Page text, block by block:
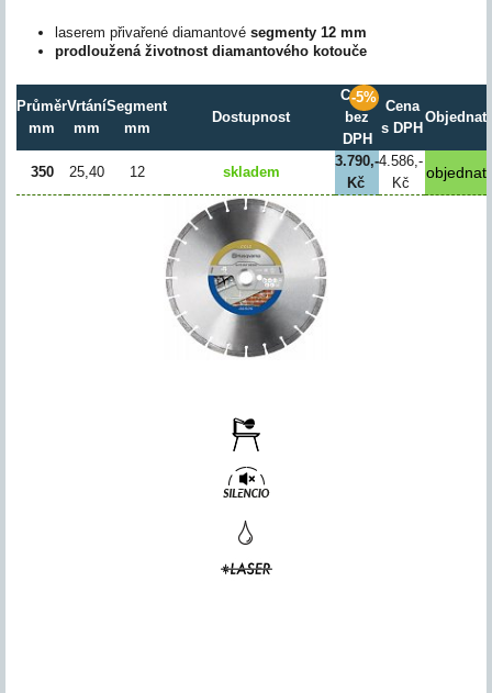
laserem přivařené diamantové segmenty 12 mm
prodloužená životnost diamantového kotouče
Průměr
mm
Vrtání
mm
Segment
mm
Dostupnost
Cena
bez
DPH
-5%
Cena
s DPH
Objednat
350 25,40 12 skladem
3.790,-
Kč
4.586,-
Kč